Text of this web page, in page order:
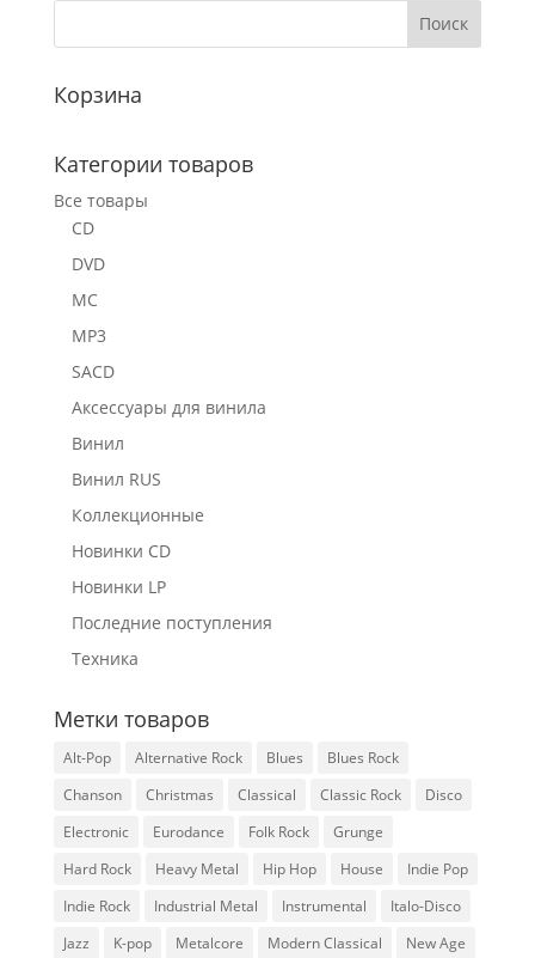
Корзина
Категории товаров
Все товары
CD
DVD
MC
MP3
SACD
Аксессуары для винила
Винил
Винил RUS
Коллекционные
Новинки CD
Новинки LP
Последние поступления
Техника
Метки товаров
Alt-Pop Alternative Rock Blues
Blues Rock
Chanson
Christmas Classical Classic Rock
Disco
Electronic
Eurodance Folk Rock
Grunge
Hard Rock
Heavy Metal Hip Hop House
Indie Pop
Indie Rock
Industrial Metal Instrumental
Italo-Disco
Jazz
K-pop Metalcore Modern Classical New Age